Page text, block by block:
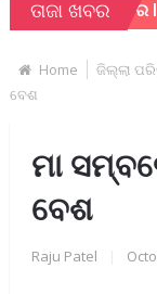
ତାଜା ଖବର
ଗୁରୁତର l
Home ଜିଲ୍ଲା
ବେଶ
ମା
ବେଶ
Raju Patel